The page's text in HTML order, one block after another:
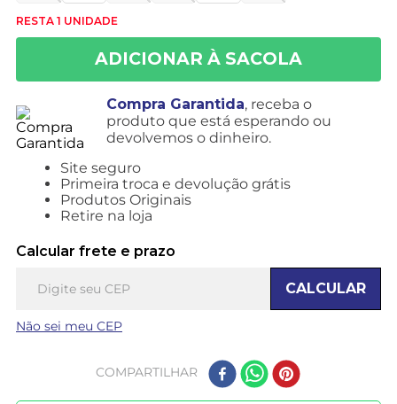
RESTA 1 UNIDADE
Compra Garantida, receba o
produto que está esperando ou
devolvemos o dinheiro.
Site seguro
Primeira troca e devolução grátis
Produtos Originais
Retire na loja
Calcular frete e prazo
CALCULAR
Não sei meu CEP
COMPARTILHAR